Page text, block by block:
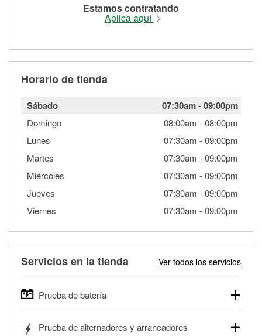
Estamos contratando
Aplica aquí
Horario de tienda
Sábado 07:30am-09:00pm
Domingo 08:00am -08:00pm
Lunes
07:30am -09:00pm
Martes
07:30am -09:00pm
Miércoles
07:30am -09:00pm
Jueves
07:30am -09:00pm
Viernes
07:30am -09:00pm
Servicios en la tienda Ver todos los servicios
Prueba de batería
autos, camionetas, SUVs, vehículos comerciales y
Prueba de alternadores y arrancadores